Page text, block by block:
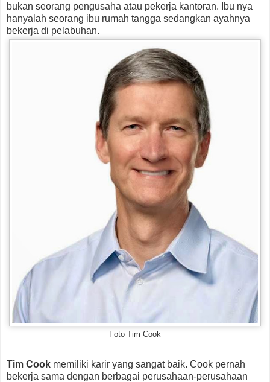
bukan seorang pengusaha atau pekerja kantoran. Ibu nya
hanyalah seorang ibu rumah tangga sedangkan ayahnya
bekerja di pelabuhan.
Foto Tim Cook
Tim Cook memiliki karir yang sangat baik. Cook pernah
bekerja sama dengan berbagai perusahaan-perusahaan